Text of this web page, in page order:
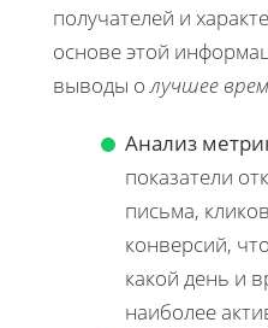
получателей и
основе этой
выводы олучшее
Анализ
показатели
письма,
конверсий,
какой день и
наиболее